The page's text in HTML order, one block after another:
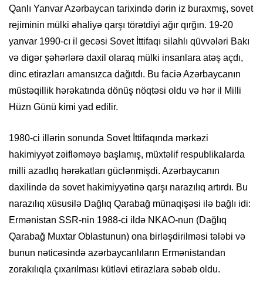
Qanlı Yanvar Azərbaycan tarixində dərin iz buraxmış, sovet
rejiminin mülki əhaliyə qarşı törətdiyi ağır qırğın. 19-20
yanvar 1990-cı il gecəsi Sovet İttifaqı silahlı qüvvələri Bakı
və digər şəhərlərə daxil olaraq mülki insanlara atəş açdı,
dinc etirazları amansızca dağıtdı. Bu faciə Azərbaycanın
müstəqillik hərəkatında dönüş nöqtəsi oldu və hər il Milli
Hüzn Günü kimi yad edilir.
1980-ci illərin sonunda Sovet İttifaqında mərkəzi
hakimiyyət zəifləməyə başlamış, müxtəlif respublikalarda
milli azadlıq hərəkatları güclənmişdi. Azərbaycanın
daxilində də sovet hakimiyyətinə qarşı narazılıq artırdı. Bu
narazılıq xüsusilə Dağlıq Qarabağ münaqişəsi ilə bağlı idi:
Ermənistan SSR-nin 1988-ci ildə NKAO-nun (Dağlıq
Qarabağ Muxtar Oblastunun) ona birləşdirilməsi tələbi və
bunun nəticəsində azərbaycanlıların Ermənistandan
zorakılıqla çıxarılması kütləvi etirazlara səbəb oldu.